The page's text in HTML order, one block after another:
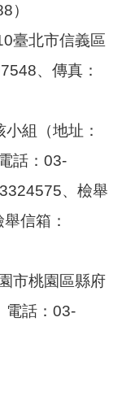
）
臺北市信義區
、傳真：
組（地址：
話：03-
、檢舉
信箱：
市桃園區縣府
電話：03-